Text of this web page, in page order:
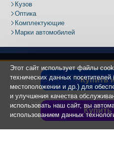
Купить
Купить
Кузов
Оптика
Комплектующие
Марки автомобилей
Copyright ©2020 -
Этот сайт использует файлы
технических данных
местоположении и др.) для
и улучшения качества
использовать наш сайт, вы
использованием данных